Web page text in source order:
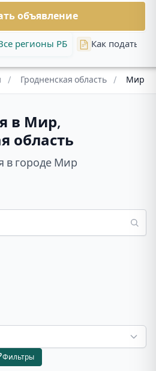
регионы РБ Как подать
объявление
/ Гродненская область / Мир
в Мир,
область
в городе Мир
Фильтры